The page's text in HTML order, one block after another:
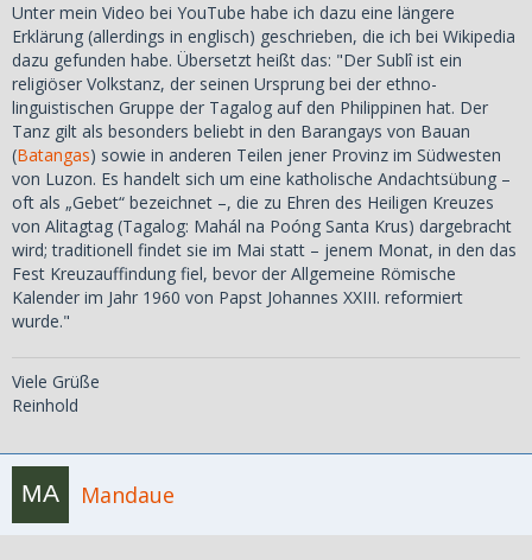
Unter mein Video bei YouTube habe ich dazu eine längere
Erklärung (allerdings in englisch) geschrieben, die ich bei Wikipedia
dazu gefunden habe. Übersetzt heißt das: "Der Sublî ist ein
religiöser Volkstanz, der seinen Ursprung bei der ethno-
linguistischen Gruppe der Tagalog auf den Philippinen hat. Der
Tanz gilt als besonders beliebt in den Barangays von Bauan
(Batangas) sowie in anderen Teilen jener Provinz im Südwesten
von Luzon. Es handelt sich um eine katholische Andachtsübung –
oft als „Gebet“ bezeichnet –, die zu Ehren des Heiligen Kreuzes
von Alitagtag (Tagalog: Mahál na Poóng Santa Krus) dargebracht
wird; traditionell findet sie im Mai statt – jenem Monat, in den das
Fest Kreuzauffindung fiel, bevor der Allgemeine Römische
Kalender im Jahr 1960 von Papst Johannes XXIII. reformiert
wurde."
Viele Grüße
Reinhold
Mandaue